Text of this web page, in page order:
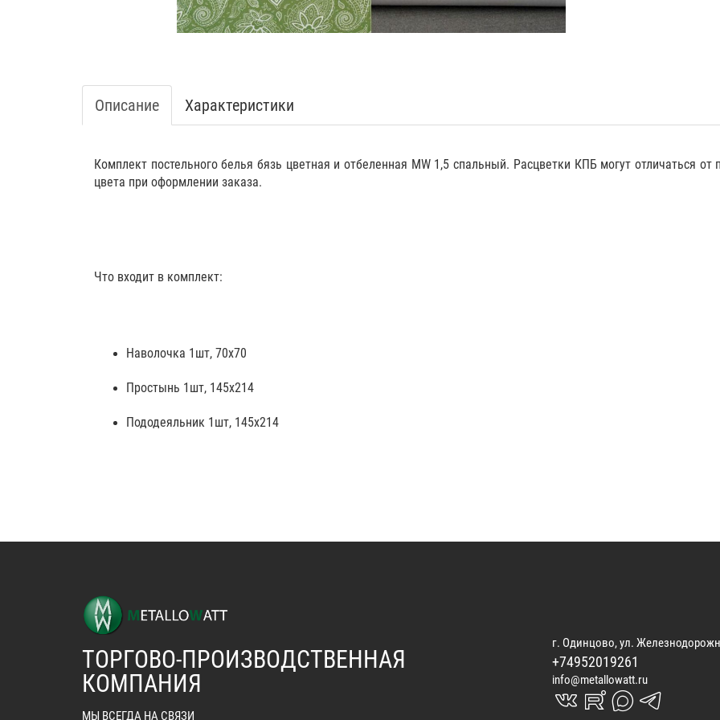
Описание Характеристики
Комплект постельного белья бязь цветная и отбеленная MW 1,5 спальный. Расцветки КПБ могут отличаться от
цвета при оформлении заказа.
Что входит в комплект:
Наволочка 1шт, 70х70
Простынь 1шт, 145х214
Пододеяльник 1шт, 145х214
ТОРГОВО-ПРОИЗВОДСТВЕННАЯ
КОМПАНИЯ
МЫ ВСЕГДА НА СВЯЗИ
г. Одинцово, ул.
+74952019261
info@metallowatt.ru
vk_in rutube_in max_s telegrams_in